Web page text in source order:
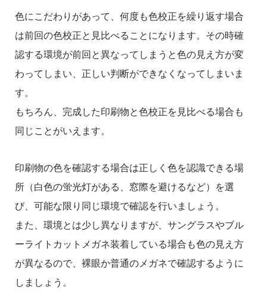
色にこだわりがあって、何度も色校正を繰り返す場合
は前回の色校正と見比べることになります。その時確
認する環境が前回と異なってしまうと色の見え方が変
わってしまい、正しい判断ができなくなってしまいま
す。
もちろん、完成した印刷物と色校正を見比べる場合も
同じことがいえます。
印刷物の色を確認する場合は正しく色を認識できる場
所（白色の蛍光灯がある、窓際を避けるなど）を選
び、可能な限り同じ環境で確認を行いましょう。
また、環境とは少し異なりますが、サングラスやブル
ーライトカットメガネ装着している場合も色の見え方
が異なるので、裸眼か普通のメガネで確認するように
しましょう。